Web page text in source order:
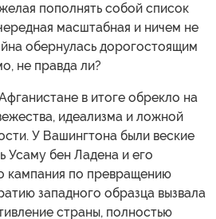
пополнять собой список
масштабная и ничем не
обернулась дорогостоящим
не правда ли?
в итоге обрекло на
идеализма и ложной
У Вашингтона были веские
Усаму бен Ладена и его
кампания по превращению
западного образца вызвала
страны, полностью